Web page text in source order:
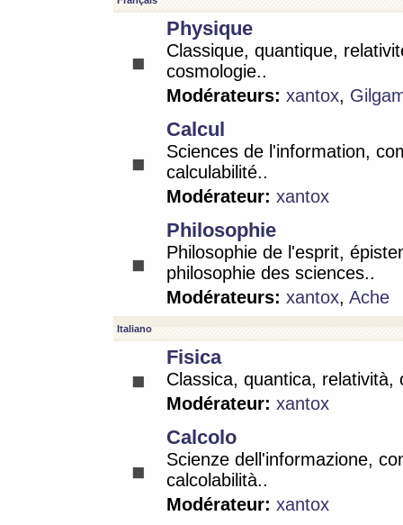
Physique
Classique, quantique,
cosmologie..
Modérateurs: xantox,
Calcul
Sciences de l'information,
calculabilité..
Modérateur: xantox
Philosophie
Philosophie de l'esprit,
philosophie des sciences..
Modérateurs: xantox, Ache
Italiano
Fisica
Classica, quantica, relatività,
Modérateur: xantox
Calcolo
Scienze dell'informazione,
calcolabilità..
Modérateur: xantox